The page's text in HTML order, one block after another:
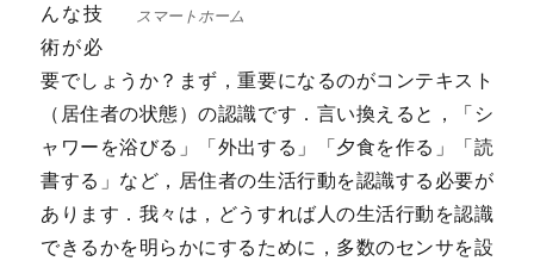
スマートホーム
んな技
術が必
要でしょうか？まず，重要になるのがコンテキスト
（居住者の状態）の認識です．言い換えると，「シ
ャワーを浴びる」「外出する」「夕食を作る」「読
書する」など，居住者の生活行動を認識する必要が
あります．我々は，どうすれば人の生活行動を認識
できるかを明らかにするために，多数のセンサを設